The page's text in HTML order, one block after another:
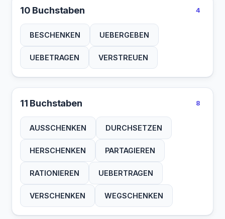
10 Buchstaben 4
BESCHENKEN UEBERGEBEN
UEBETRAGEN VERSTREUEN
11 Buchstaben 8
AUSSCHENKEN DURCHSETZEN
HERSCHENKEN PARTAGIEREN
RATIONIEREN UEBERTRAGEN
VERSCHENKEN WEGSCHENKEN